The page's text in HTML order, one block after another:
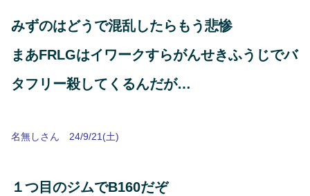
みずのはどうで混乱したらもう悲惨
まあFRLGはイワークすらがんせきふうじでバ
タフリー殺してくるんだが…
名無しさん 24/9/21(土)
１つ目のジムでB160だぞ